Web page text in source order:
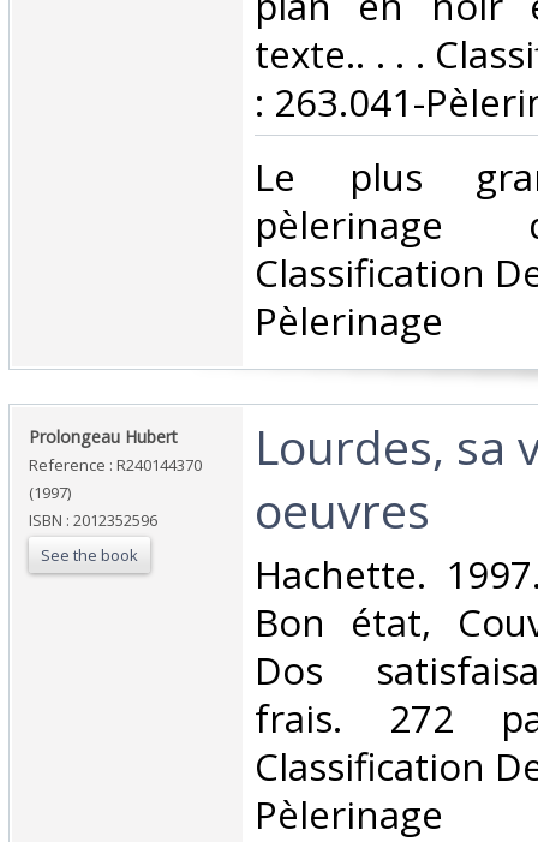
texte.. . . .
: 263.041-
‎Le plus
pèlerinage
Classification
Pèlerinage‎
‎Prolongeau Hubert‎
Reference : R240144370
(1997)
ISBN : 2012352596
See the book
‎Lourdes, sa
oeuvres‎
‎Hachette.
Bon état,
Dos
frais. 272
Classification
Pèlerinage‎